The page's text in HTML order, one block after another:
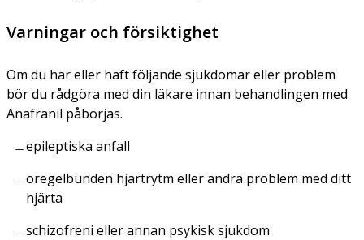
Varningar och försiktighet
Om du har eller haft följande sjukdomar eller problem
bör du rådgöra med din läkare innan behandlingen med
Anafranil påbörjas.
epileptiska anfall
oregelbunden hjärtrytm eller andra problem med ditt
hjärta
schizofreni eller annan psykisk sjukdom